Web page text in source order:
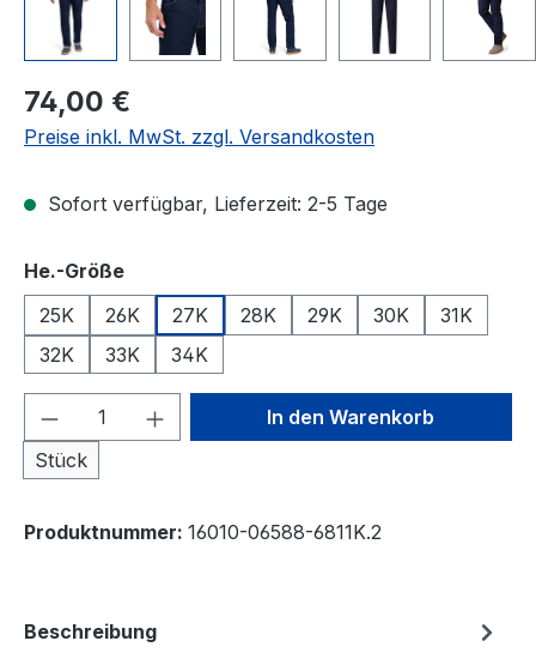
Regulärer Preis:
74,00 €
Preise inkl. MwSt. zzgl. Versandkosten
Sofort verfügbar, Lieferzeit: 2-5 Tage
He.-Größeauswählen
25K
26K 27K 28K 29K 30K
31K
32K
33K 34K
Produkt Anzahl: Gib den
Stück
In den Warenkorb
Produktnummer: 16010-06588-6811K.2
Beschreibung